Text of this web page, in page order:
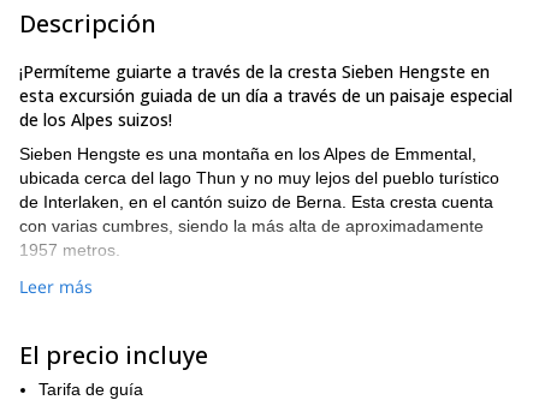
Descripción
¡Permíteme guiarte a través de la cresta Sieben Hengste en
esta excursión guiada de un día a través de un paisaje especial
de los Alpes suizos!
Sieben Hengste es una montaña en los Alpes de Emmental,
ubicada cerca del lago Thun y no muy lejos del pueblo turístico
de Interlaken, en el cantón suizo de Berna. Esta cresta cuenta
con varias cumbres, siendo la más alta de aproximadamente
1957 metros.
Para alcanzar nuestro objetivo, tendremos que cruzar pantano,
caliza, donde podemos ver cómo la roca ha sido moldeada por el
agua que fluyó a lo largo de los siglos.
Leer más
El precio incluye
Tarifa de guía